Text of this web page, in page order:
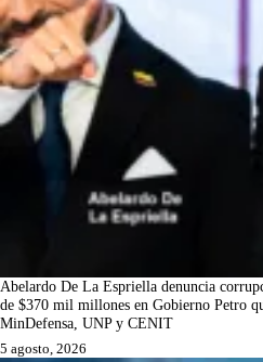
Abelardo De La Espriella denuncia
de $370 mil millones en Gobierno Petro
MinDefensa, UNP y CENIT
5 agosto, 2026